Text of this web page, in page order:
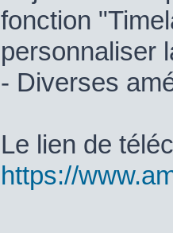
fonction
personnaliser
- Diverses
Le lien de
https://